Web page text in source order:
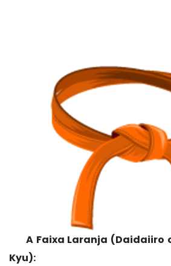
A Faixa Laranja (Daidaiiro
Kyu):